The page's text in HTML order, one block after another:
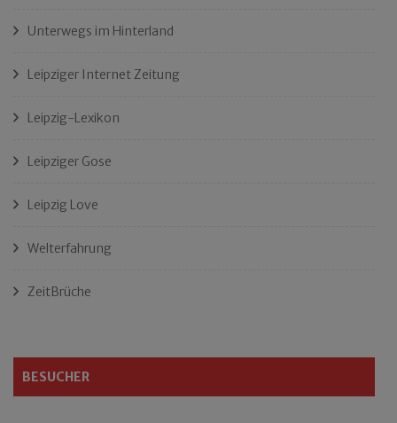
Unterwegs im Hinterland
Leipziger Internet Zeitung
Leipzig-Lexikon
Leipziger Gose
Leipzig Love
Welterfahrung
ZeitBrüche
BESUCHER